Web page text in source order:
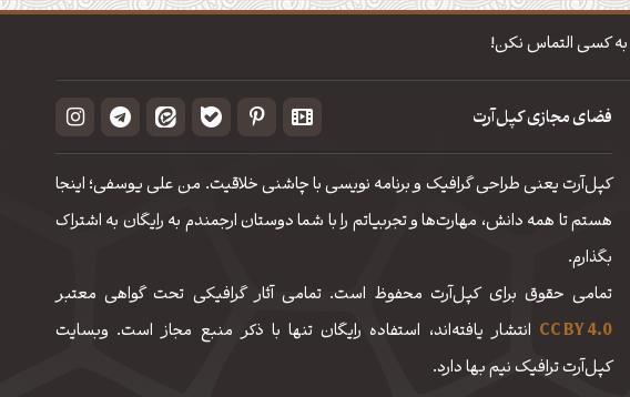
کسی التماس نکن!
فضای مجازی کپل‌آرت
کپل‌آرت یعنی طراحی گرافیک و برنامه نویسی با چاشنی خلاقیت. من علی یوسفی؛ اینجا
هستم تا همه دانش، مهارت‌‌ها و تجربیاتم را با شما دوستان ارجمندم به رایگان به اشتراک
بگذارم.
تمامی حقوق برای کپل‌آرت محفوظ است. تمامی آثار گرافیکی تحت گواهی معتبر
CC BY 4.0 انتشار یافته‌اند، استفاده رایگان تنها با ذکر منبع مجاز است. وبسایت
کپل‌آرت ترافیک نیم بها دارد.